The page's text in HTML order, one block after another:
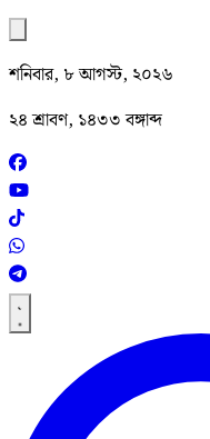
শনিবার, ৮ আগস্ট, ২০২৬
২৪ শ্রাবণ, ১৪৩৩ বঙ্গাব্দ